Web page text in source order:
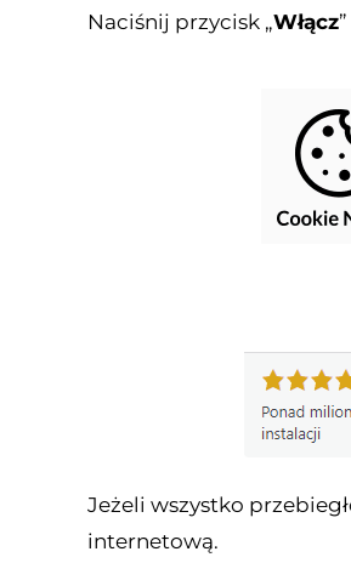
Naciśnij przycisk „Włącz
Jeżeli wszystko
internetową.